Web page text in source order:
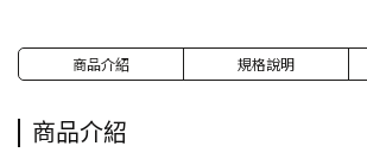
商品介紹 規格說明
商品介紹